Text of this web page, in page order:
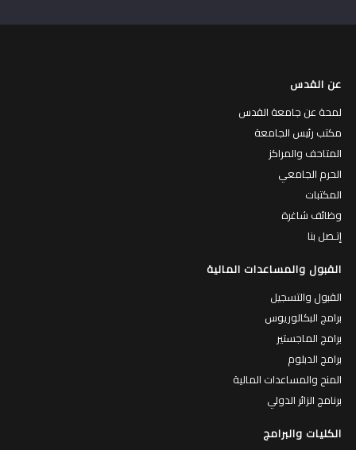
عن القدس
لمحة عن جامعة القدس
مكتب رئيس الجامعة
المتاحف والمراكز
الحرم الجامعي
المكتبات
وظائف شاغرة
إتـصل بنا
القبول والمساعدات المالية
القبول والتسجيل
برامج البكالوريوس
برامج الماجستير
برامج الدبلوم
المنح والمساعدات المالية
برنامج الزائر الدولي
الكليات والبرامج